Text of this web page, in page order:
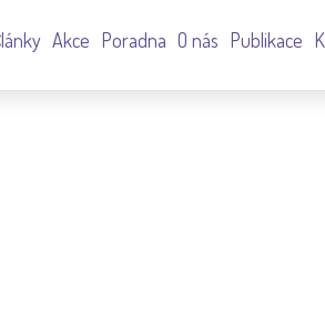
Akce Poradna O nás Publikace